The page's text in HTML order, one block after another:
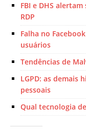
FBI e DHS
RDP
Falha no
usuários
Tendências de
LGPD: as demais
pessoais
Qual tecnologia